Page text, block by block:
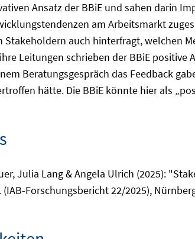
Ansatz der BBiE und sahen darin
am Arbeitsmarkt
Stakeholdern auch hinterfragt, welchen
Leitungen schrieben der BBiE
Beratungsgespräch das Feedback
hätte. Die BBiE könnte hier als
Julia Lang & Angela Ulrich (2025):
Forschungsbericht 22/2025),